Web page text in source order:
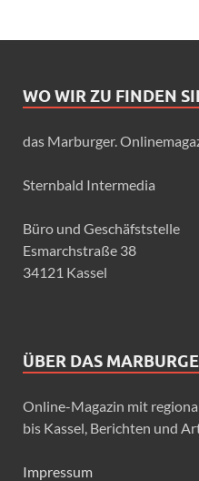
WO WIR ZU FINDEN
das Marburger.
Sternbald Intermedia
Büro und Geschäfststelle
Esmarchstraße 38
34121 Kassel
ÜBER DAS
Online-Magazin mit
bis Kassel, Berichten und
Impressum